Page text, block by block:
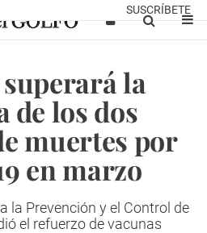
SUSCRÍBETE
la
de los dos
muertes por
en marzo
la Prevención y el Control de
el refuerzo de vacunas